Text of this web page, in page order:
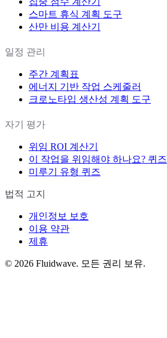
스마트 휴식 계획 도구
산만 비용 계산기
일정 관리
주간 계획표
에너지 기반 작업 스케줄러
크로노타입 생산성 계획 도구
자기 평가
위임 ROI 계산기
이 작업을 위임해야 하나요? 퀴즈
미루기 유형 퀴즈
법적 고지
개인정보 보호
이용 약관
제휴
© 2026 Fluidwave. 모든 권리 보유.